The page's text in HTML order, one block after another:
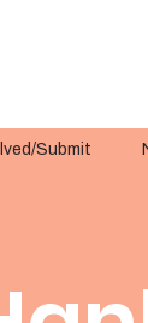
Submit